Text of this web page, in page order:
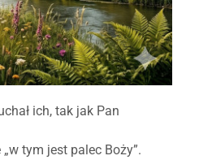
ich, tak jak Pan
tym jest palec Boży”.